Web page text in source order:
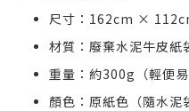
尺寸：162cm ×
材質：廢棄水泥牛皮紙
重量：約300g（輕便易
顏色：原紙色（隨水泥